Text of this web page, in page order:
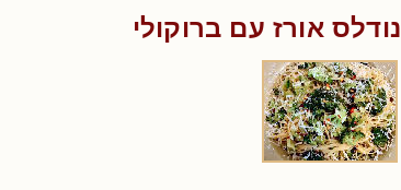
נודלס אורז עם ברוקולי